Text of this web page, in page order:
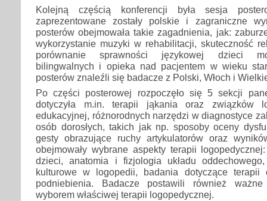
Kolejną częścią konferencji była sesja
zaprezentowane zostały polskie i zagraniczne
posterów obejmowała takie zagadnienia, jak:
wykorzystanie muzyki w rehabilitacji, skuteczność
porównanie sprawności językowej dzieci
bilingwalnych i opieka nad pacjentem w wieku
posterów znaleźli się badacze z Polski, Włoch i
Po części posterowej rozpoczęło się 5 sekcji
dotyczyła m.in. terapii jąkania oraz związków
edukacyjnej, różnorodnych narzędzi w diagnostyce
osób dorosłych, takich jak np. sposoby oceny
gesty obrazujące ruchy artykulatorów oraz
obejmowały wybrane aspekty terapii
dzieci, anatomia i fizjologia układu oddechowego,
kulturowe w logopedii, badania dotyczące terapii
podniebienia. Badacze postawili również
wyborem właściwej terapii logopedycznej.